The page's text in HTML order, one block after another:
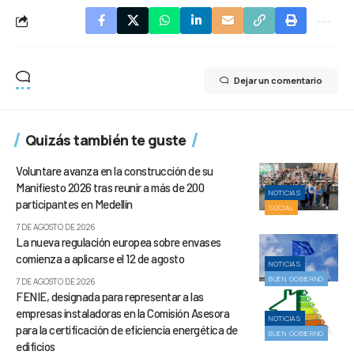
Dejar un comentario
Quizás también te guste
NOTICIAS
SOCIAL
Voluntare avanza en la construcción de su
Manifiesto 2026 tras reunir a más de 200
participantes en Medellín
7 DE AGOSTO DE 2026
NOTICIAS
BUEN GOBIERNO
La nueva regulación europea sobre envases
comienza a aplicarse el 12 de agosto
7 DE AGOSTO DE 2026
NOTICIAS
BUEN GOBIERNO
FENIE, designada para representar a las
empresas instaladoras en la Comisión Asesora
para la certificación de eficiencia energética de
edificios